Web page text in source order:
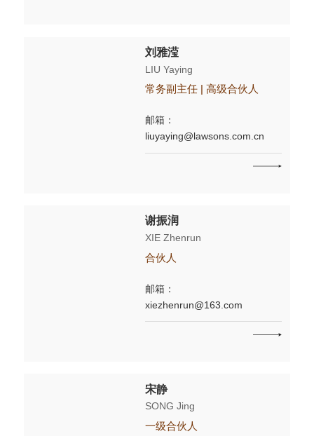
刘雅滢
LIU Yaying
常务副主任 | 高级合伙人
邮箱：
liuyaying@lawsons.com.cn
谢振润
XIE Zhenrun
合伙人
邮箱：
xiezhenrun@163.com
宋静
SONG Jing
一级合伙人